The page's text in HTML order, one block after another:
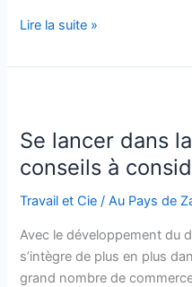
Comment
la
femme
qui
vous
correspond
Lire la suite »
Se lancer dans
conseils à
Travail et Cie /Au Pays de
Avec le développement du
s’intègre de plus en plus
grand nombre de